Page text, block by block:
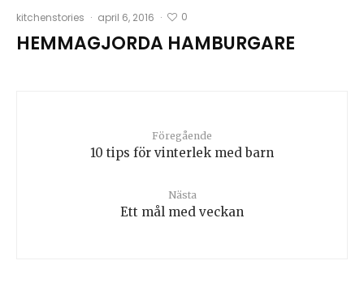
kitchenstories · april 6, 2016 · 0
HEMMAGJORDA HAMBURGARE
Föregående
10 tips för vinterlek med barn
Nästa
Ett mål med veckan